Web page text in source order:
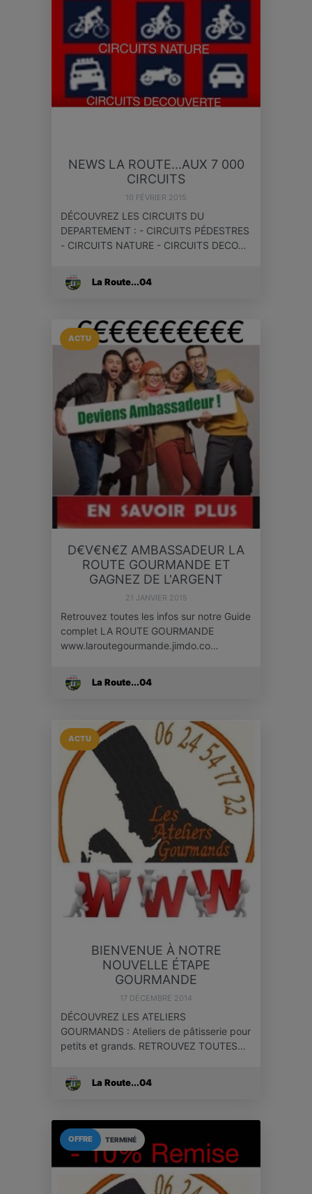
NEWS LA ROUTE...AUX 7 000
CIRCUITS
10 FÉVRIER 2015
DÉCOUVREZ LES CIRCUITS DU
DEPARTEMENT : - CIRCUITS PÉDESTRES
- CIRCUITS NATURE - CIRCUITS DECO…
La Route...04
ACTU
D€V€N€Z AMBASSADEUR LA
ROUTE GOURMANDE ET
GAGNEZ DE L'ARGENT
21 JANVIER 2015
Retrouvez toutes les infos sur notre Guide
complet LA ROUTE GOURMANDE
www.laroutegourmande.jimdo.co…
La Route...04
ACTU
BIENVENUE À NOTRE
NOUVELLE ÉTAPE
GOURMANDE
17 DÉCEMBRE 2014
DÉCOUVREZ LES ATELIERS
GOURMANDS : Ateliers de pâtisserie pour
petits et grands. RETROUVEZ TOUTES…
La Route...04
TERMINÉ
OFFRE